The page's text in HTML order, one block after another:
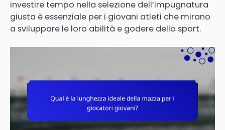
investire tempo nella selezione dell’impugnatura
giusta è essenziale per i giovani atleti che mirano
a sviluppare le loro abilità e godere dello sport.